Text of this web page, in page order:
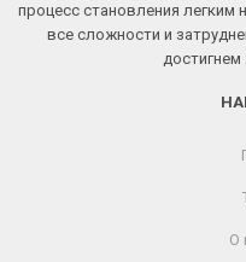
процесс становления легким
все сложности и
О